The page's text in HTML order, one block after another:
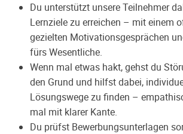
Du unterstützt unsere Teilnehmer
Lernziele zu erreichen – mit einem
gezielten Motivationsgesprächen
fürs Wesentliche.
Wenn mal etwas hakt, gehst du
den Grund und hilfst dabei,
Lösungswege zu finden –
mal mit klarer Kante.
Du prüfst Bewerbungsunterlagen